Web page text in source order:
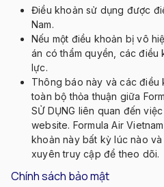
Điều khoản sử dụng được đi
Nam.
Nếu một điều khoản bị vô hi
án có thẩm quyền, cácđiều
lực.
Thông báo này và cácđiều
toàn bộ thỏa thuận giữa
SỬ DỤNG liên quan đến
website. Formula Air
khoản này bất kỳ l úc nào và
xuyên truy cậpđể theo dõi.
Chính sách bảo mật